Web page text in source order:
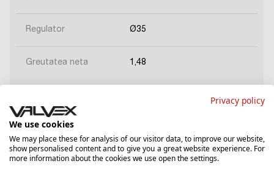
Regulator Ø35
Greutatea neta 1,48
Descărcați
Privacy policy
We use cookies
We may place these for analysis of our visitor data, to improve our website,
show personalised content and to give you a great website experience. For
more information about the cookies we use open the settings.